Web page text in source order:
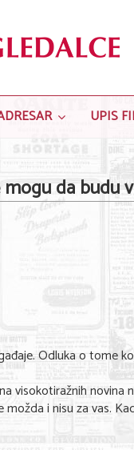
UPIS
da budu
Odluka o tome
visokotiražnih
možda i nisu za vas.